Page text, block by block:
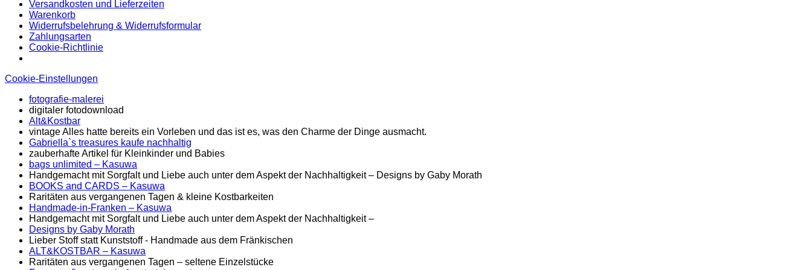
Versandkosten und Lieferzeiten
Warenkorb
Widerrufsbelehrung & Widerrufsformular
Zahlungsarten
Cookie-Richtlinie
Cookie-Einstellungen
fotografie-malerei
digitaler fotodownload
Alt&Kostbar
vintage Alles hatte bereits ein Vorleben und das ist es, was den Charme der Dinge ausmacht.
Gabriella`s treasures kaufe nachhaltig
zauberhafte Artikel für Kleinkinder und Babies
bags unlimited – Kasuwa
Handgemacht mit Sorgfalt und Liebe auch unter dem Aspekt der Nachhaltigkeit – Designs by Gaby Morath
BOOKS and CARDS – Kasuwa
Raritäten aus vergangenen Tagen & kleine Kostbarkeiten
Handmade-in-Franken – Kasuwa
Handgemacht mit Sorgfalt und Liebe auch unter dem Aspekt der Nachhaltigkeit –
Designs by Gaby Morath
Lieber Stoff statt Kunststoff - Handmade aus dem Fränkischen
ALT&KOSTBAR – Kasuwa
Raritäten aus vergangenen Tagen – seltene Einzelstücke